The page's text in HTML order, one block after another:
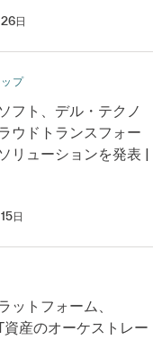
日
プ
フト、デル・テクノ
ウドトランスフォー
リューションを発表 |
日
ットフォーム、
産のオーケストレー